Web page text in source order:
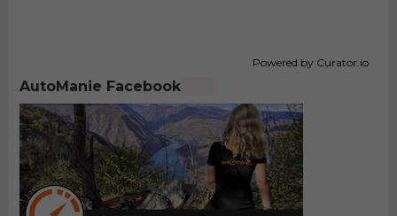
Powered by Curator.io
AutoManie Facebook